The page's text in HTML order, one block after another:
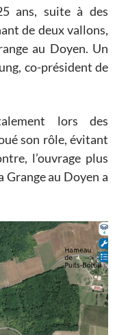
ans, suite à des
de deux vallons,
au Doyen. Un
co-président de
lors des
son rôle, évitant
l’ouvrage plus
au Doyen a